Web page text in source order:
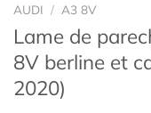
AUDI / A3 8V
Lame de
8V berline et
2020)